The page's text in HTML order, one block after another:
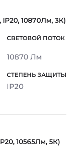
IP20, 10870Лм, 3К)
10870 Лм
IP20
10565Лм, 5К)